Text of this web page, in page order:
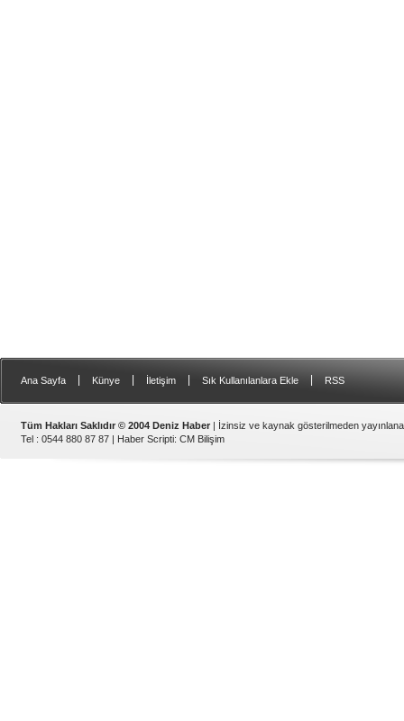
Ana Sayfa Künye İletişim Sık Kullanılanlara Ekle RSS
Tüm Hakları Saklıdır © 2004 Deniz Haber | İzinsiz ve kaynak gösterilmeden
Tel : 0544 880 87 87 | Haber Scripti: CM Bilişim